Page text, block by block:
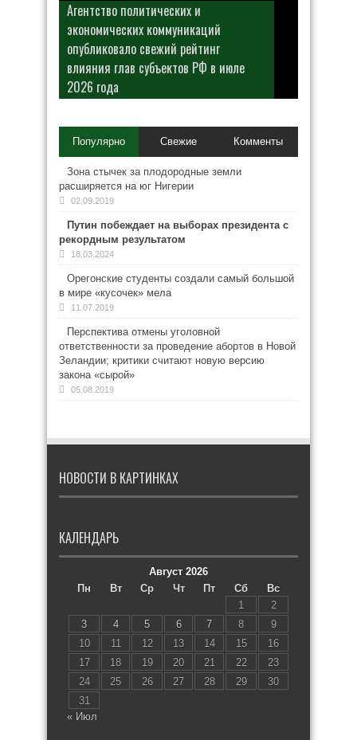
Агентство политических и
экономических коммуникаций
опубликовало свежий рейтинг
влияния глав субъектов РФ в июле
2026 года
Популярно Свежие Комменты
Зона стычек за плодородные земли
расширяется на юг Нигерии
02.09.2019
Путин побеждает на выборах президента с
рекордным результатом
18.03.2024
Орегонские студенты создали самый большой
в мире «кусочек» мела
11.07.2019
Перспектива отмены уголовной
ответственности за проведение абортов в Новой
Зеландии; критики считают новую версию
закона «сырой»
05.08.2019
НОВОСТИ В КАРТИНКАХ
КАЛЕНДАРЬ
Август 2026
Пн
Вт Ср Чт Пт Сб
Вс
1
2
3
4 5 6 7 8
9
10
11 12 13 14 15
16
17
18 19 20 21 22
23
24
25 26 27 28 29
30
31
« Июл